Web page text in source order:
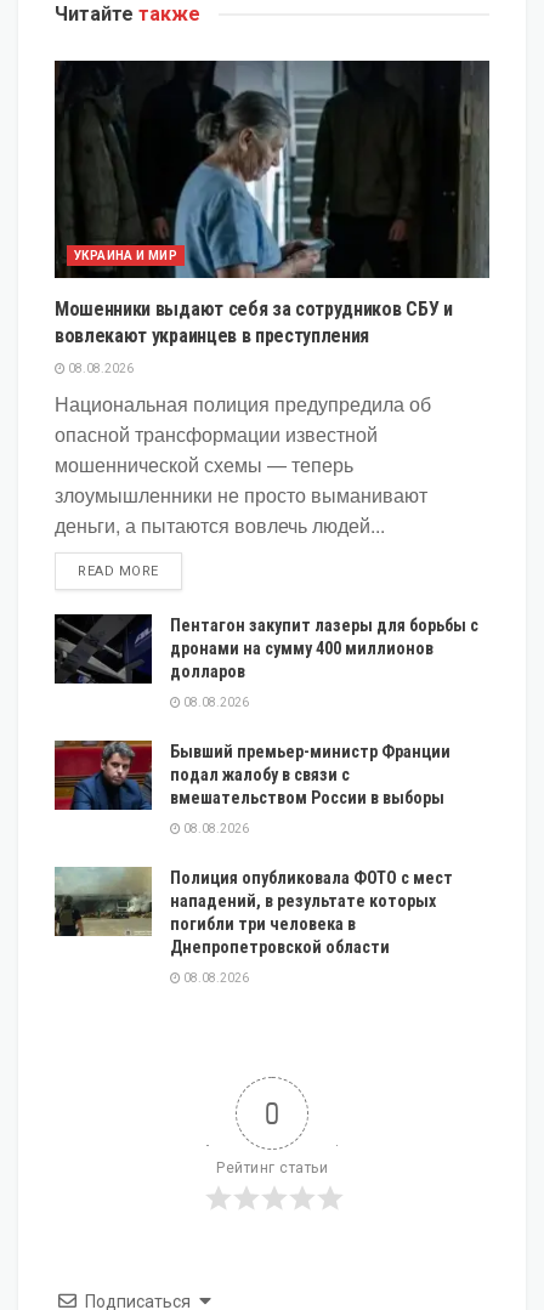
Читайте также
УКРАИНА И МИР
Мошенники выдают себя за сотрудников СБУ и
вовлекают украинцев в преступления
08.08.2026
Национальная полиция предупредила об
опасной трансформации известной
мошеннической схемы — теперь
злоумышленники не просто выманивают
деньги, а пытаются вовлечь людей...
READ MOREDETAILS
Пентагон закупит лазеры для борьбы с
дронами на сумму 400 миллионов
долларов
08.08.2026
Бывший премьер-министр Франции
подал жалобу в связи с
вмешательством России в выборы
08.08.2026
Полиция опубликовала ФОТО с мест
нападений, в результате которых
погибли три человека в
Днепропетровской области
08.08.2026
0
Рейтинг статьи
Подписаться